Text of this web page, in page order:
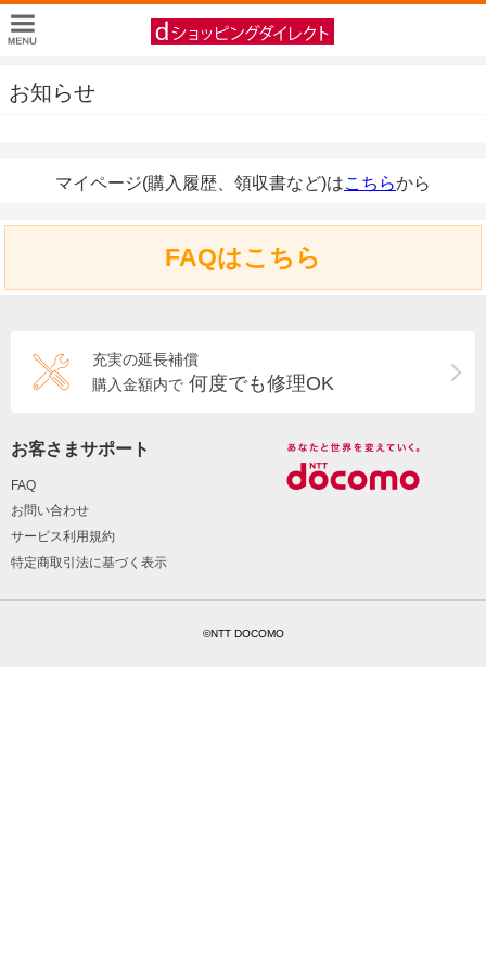
お知らせ
マイページ(購入履歴、領収書など)はこちらから
FAQはこちら
充実の延長補償
購入金額内で 何度でも修理OK
お客さまサポート
FAQ
お問い合わせ
サービス利用規約
特定商取引法に基づく表示
©NTT DOCOMO